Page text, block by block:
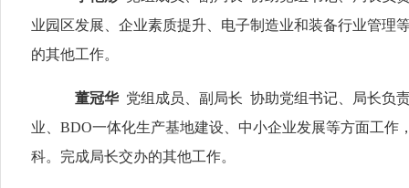
业园区发展、企业素质提升、电子制造业和装备行业管理
的其他工作。
董冠华 党组成员、副局长 协助党组书记、局长负
业 、BDO一体化生产基地建设、 中小企业发展等方面工作
科。 完成局长交办的其他工作。